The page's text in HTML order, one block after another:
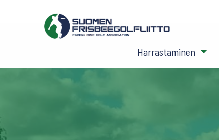
Harrastaminen